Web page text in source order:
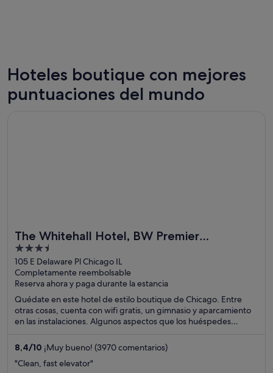
Nueva York
328 hoteles boutique
Londres
Hoteles boutique con mejores
puntuaciones del mundo
The Whitehall Hotel, BW Premier
Collection
3.5
out
of
5
105 E Delaware Pl Chicago IL
Completamente reembolsable
Reserva ahora y paga durante la estancia
Quédate en este hotel de estilo boutique de Chicago. Entre
otras cosas, cuenta con wifi gratis, un gimnasio y aparcamiento
en las instalaciones. Algunos aspectos que los huéspedes
amabilidad del personal. Dos atracciones turísticas populares
que se encuentran cerca son Michigan Avenue y Paseo del río
Chicago.
8,4/10 ¡Muy bueno! (3970 comentarios)
"Clean, fast elevator"